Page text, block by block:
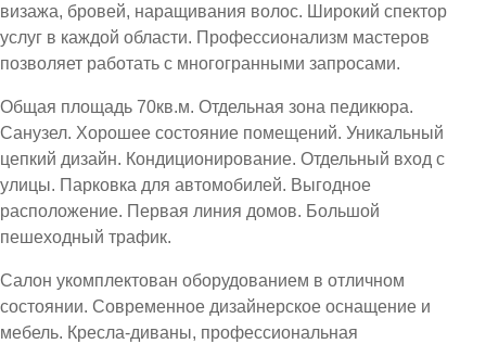
визажа, бровей, наращивания волос. Широкий спектор
услуг в каждой области. Профессионализм мастеров
позволяет работать с многогранными запросами.
Общая площадь 70кв.м. Отдельная зона педикюра.
Санузел. Хорошее состояние помещений. Уникальный
цепкий дизайн. Кондиционирование. Отдельный вход с
улицы. Парковка для автомобилей. Выгодное
расположение. Первая линия домов. Большой
пешеходный трафик.
Салон укомплектован оборудованием в отличном
состоянии. Современное дизайнерское оснащение и
мебель. Кресла-диваны, профессиональная